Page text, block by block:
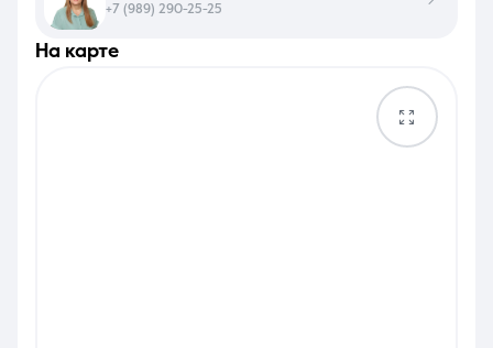
на карте
+7 (989) 290-25-25